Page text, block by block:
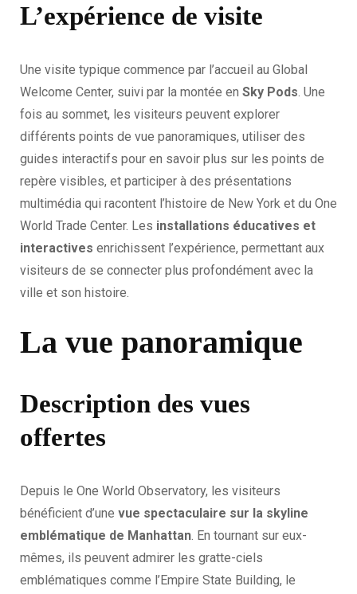
L’expérience de visite
Une visite typique commence par l’accueil au Global
Welcome Center, suivi par la montée en Sky Pods. Une
fois au sommet, les visiteurs peuvent explorer
différents points de vue panoramiques, utiliser des
guides interactifs pour en savoir plus sur les points de
repère visibles, et participer à des présentations
multimédia qui racontent l’histoire de New York et du One
World Trade Center. Les installations éducatives et
interactives enrichissent l’expérience, permettant aux
visiteurs de se connecter plus profondément avec la
ville et son histoire.
La vue panoramique
Description des vues
offertes
Depuis le One World Observatory, les visiteurs
bénéficient d’une vue spectaculaire sur la skyline
emblématique de Manhattan. En tournant sur eux-
mêmes, ils peuvent admirer les gratte-ciels
emblématiques comme l’Empire State Building, le